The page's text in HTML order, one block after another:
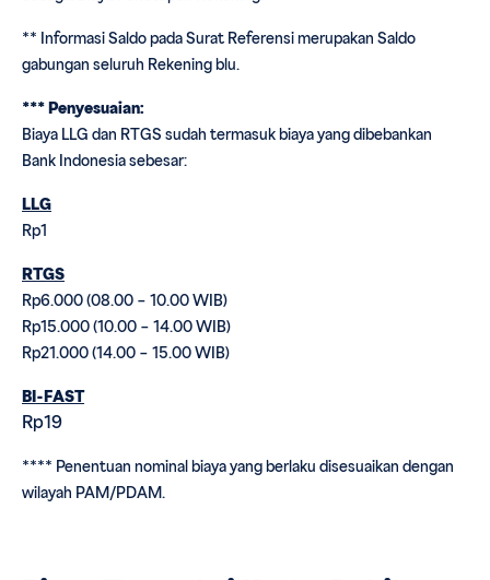
** Informasi Saldo pada Surat Referensi merupakan Saldo
gabungan seluruh Rekening blu.
*** Penyesuaian:
Biaya LLG dan RTGS sudah termasuk biaya yang dibebankan
Bank Indonesia sebesar:
LLG
Rp1
RTGS
Rp6.000 (08.00 – 10.00 WIB)
Rp15.000 (10.00 – 14.00 WIB)
Rp21.000 (14.00 – 15.00 WIB)
BI-FAST
Rp19
**** Penentuan nominal biaya yang berlaku disesuaikan dengan
wilayah PAM/PDAM.